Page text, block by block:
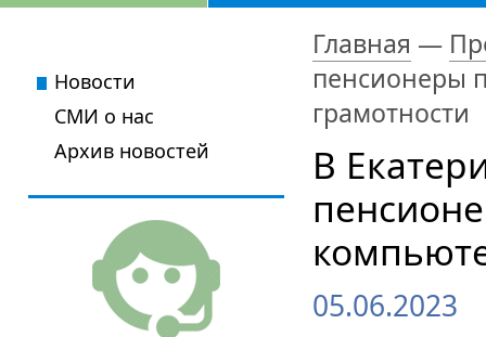
Главная —
пенсионеры
грамотности
В
05.06.2023
Новости
СМИ о нас
Архив новостей